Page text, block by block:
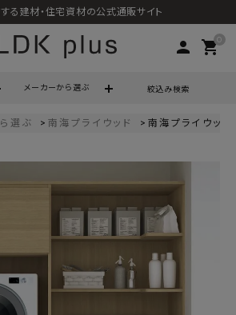
る建材・住宅資材の公式通販サイト
person 0
shopping_cart
メーカーから選ぶ 絞込み検索
（定休日 - 土日祝）
選ぶ 南海プライウッド 南海プライウッ